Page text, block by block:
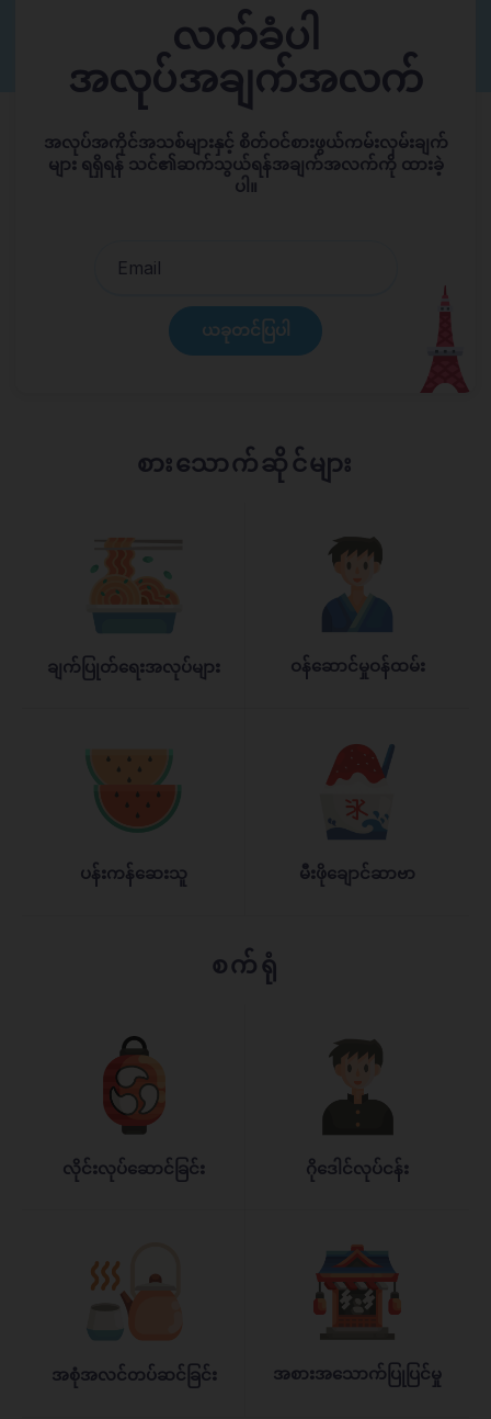
လက်ခံပါ
အလုပ်အချက်အလက်
အလုပ်အကိုင်အသစ်များနှင့် စိတ်ဝင်စားဖွယ်ကမ်းလှမ်းချက်
များ ရရှိရန် သင်၏ဆက်သွယ်ရန်အချက်အလက်ကို ထားခဲ့
ပါ။
ယခုတင်ပြပါ
စားသောက်ဆိုင်များ
ချက်ပြုတ်ရေးအလုပ်များ ဝန်ဆောင်မှုဝန်ထမ်း
ပန်းကန်ဆေးသူ မီးဖိုချောင်ဆာဗာ
စက်ရုံ
လိုင်းလုပ်ဆောင်ခြင်း ဂိုဒေါင်လုပ်ငန်း
အစုံအလင်တပ်ဆင်ခြင်း အစားအသောက်ပြုပြင်မှု